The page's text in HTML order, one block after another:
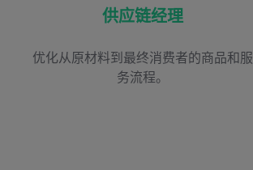
供应链经理
优化从原材料到最终消费者的商品和服
务流程。